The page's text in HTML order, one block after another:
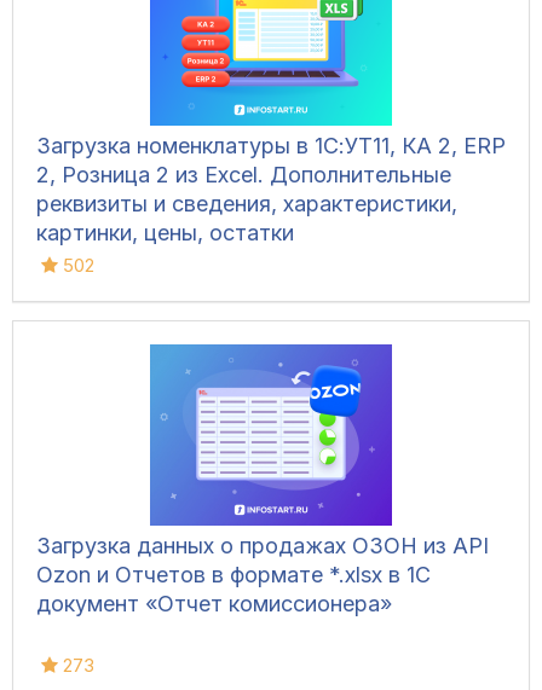
Загрузка номенклатуры в 1С:УТ11, КА 2, ERP
2, Розница 2 из Excel. Дополнительные
реквизиты и сведения, характеристики,
картинки, цены, остатки
502
Загрузка данных о продажах ОЗОН из API
Ozon и Отчетов в формате *.xlsx в 1С
документ «Отчет комиссионера»
273